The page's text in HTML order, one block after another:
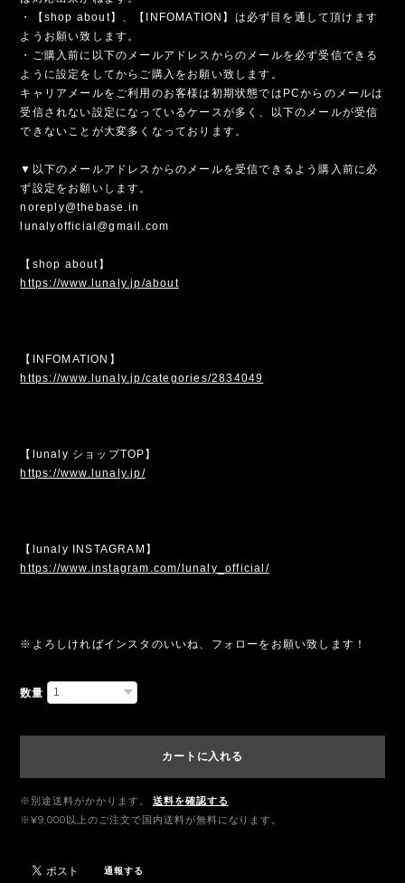
・【shop about】、【INFOMATION】は必ず目を通して頂けます
ようお願い致します。
・ご購入前に以下のメールアドレスからのメールを必ず受信できる
ように設定をしてからご購入をお願い致します。
キャリアメールをご利用のお客様は初期状態ではPCからのメールは
受信されない設定になっているケースが多く、以下のメールが受信
できないことが大変多くなっております。
▼以下のメールアドレスからのメールを受信できるよう購入前に必
ず設定をお願いします。
noreply@thebase.in
lunalyofficial@gmail.com
【shop about】
https://www.lunaly.jp/about
【INFOMATION】
https://www.lunaly.jp/categories/2834049
【lunaly ショップTOP】
https://www.lunaly.jp/
【lunaly INSTAGRAM】
https://www.instagram.com/lunaly_official/
※よろしければインスタのいいね、フォローをお願い致します！
数量
カートに入れる
※別途送料がかかります。
送料を確認する
※¥9,000以上のご注文で国内送料が無料になります。
通報する